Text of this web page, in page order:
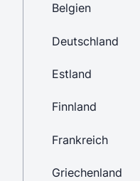
Belgien
Deutschland
Estland
Finnland
Frankreich
Griechenland